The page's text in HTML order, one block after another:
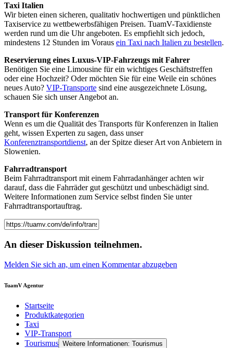
Taxi Italien
Wir bieten einen sicheren, qualitativ hochwertigen und pünktlichen
Taxiservice zu wettbewerbsfähigen Preisen. TuamV-Taxidienste
werden rund um die Uhr angeboten. Es empfiehlt sich jedoch,
mindestens 12 Stunden im Voraus ein Taxi nach Italien zu bestellen.
Reservierung eines Luxus-VIP-Fahrzeugs mit Fahrer
Benötigen Sie eine Limousine für ein wichtiges Geschäftstreffen
oder eine Hochzeit? Oder möchten Sie für eine Weile ein schönes
neues Auto? VIP-Transporte sind eine ausgezeichnete Lösung,
schauen Sie sich unser Angebot an.
Transport für Konferenzen
Wenn es um die Qualität des Transports für Konferenzen in Italien
geht, wissen Experten zu sagen, dass unser
Konferenztransportdienst, an der Spitze dieser Art von Anbietern in
Slowenien.
Fahrradtransport
Beim Fahrradtransport mit einem Fahrradanhänger achten wir
darauf, dass die Fahrräder gut geschützt und unbeschädigt sind.
Weitere Informationen zum Service selbst finden Sie unter
Fahrradtransportauftrag.
An dieser Diskussion teilnehmen.
Melden Sie sich an, um einen Kommentar abzugeben
TuamV Agentur
Startseite
Produktkategorien
Taxi
VIP-Transport
Tourismus Weitere Informationen: Tourismus